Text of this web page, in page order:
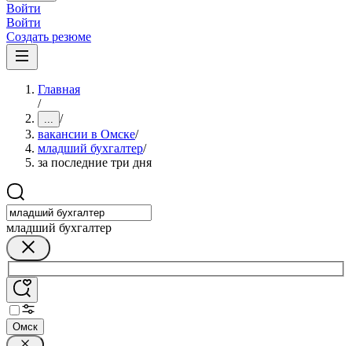
Войти
Войти
Создать резюме
Главная
/
... /
вакансии в Омске/
младший бухгалтер/
за последние три дня
младший бухгалтер
Омск